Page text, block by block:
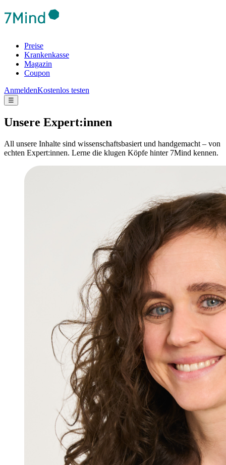
Preise
Krankenkasse
Magazin
Coupon
AnmeldenKostenlos testen
☰
Unsere Expert:innen
All unsere Inhalte sind wissenschaftsbasiert und handgemacht – von
echten Expert:innen. Lerne die klugen Köpfe hinter 7Mind kennen.